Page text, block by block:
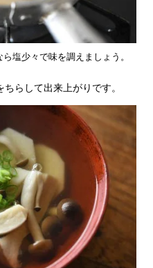
塩少々で味を調えましょう。
らして出来上がりです。